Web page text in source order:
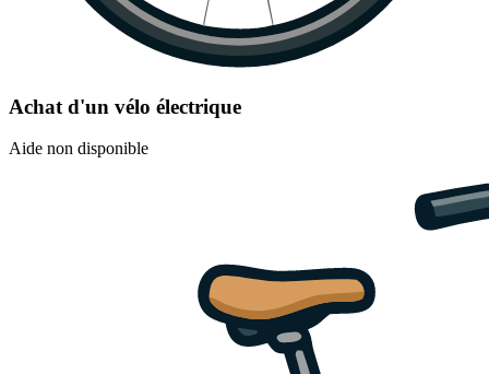
Achat d'un vélo électrique
Aide non disponible